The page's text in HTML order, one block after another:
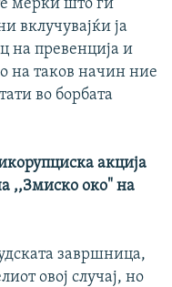
мерки што ги
вклучувајќи ја
на превенција и
на таков начин ние
во борбата
акција
,,Змиско око" на
завршница,
овој случај, но